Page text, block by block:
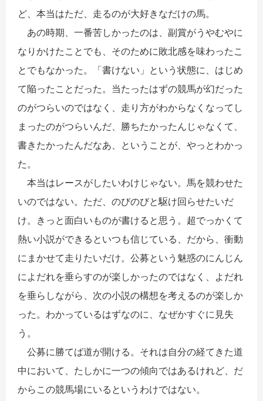
ど、本当はただ、走るのが大好きなだけの馬。
あの時期、一番苦しかったのは、副賞がうやむやに
なりかけたことでも、そのために敗北感を味わったこ
とでもなかった。「書けない」という状態に、はじめ
て陥ったことだった。当たったはずの競馬が幻だった
のがつらいのではなく、走り方がわからなくなってし
まったのがつらいんだ、勝ちたかったんじゃなくて、
書きたかったんだなあ、ということが、やっとわかっ
た。
本当はレースがしたいわけじゃない。馬を競わせた
いのではない。ただ、のびのびと駆け回らせたいだ
け。きっと面白いものが書けると思う。超でっかくて
熱い小説ができるといつも信じている、だから、衝動
にまかせて走りたいだけ。公募という魅惑のにんじん
によだれを垂らすのが楽しかったのではなく、よだれ
を垂らしながら、次の小説の構想を考えるのが楽しか
った。わかっているはずなのに、なぜかすぐに見失
う。
公募に勝てば道が開ける。それは自分の経てきた道
中において、たしかに一つの傾向ではあるけれど、だ
からこの競馬場にいるというわけではない。